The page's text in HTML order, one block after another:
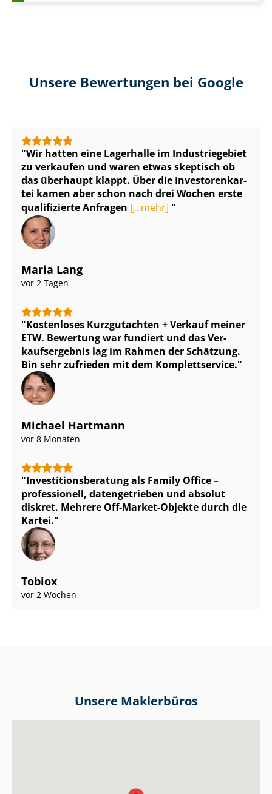
Unsere Bewertungen bei Google
Wir hatten eine Lagerhalle im Industriegebiet
zu verkaufen und waren etwas skeptisch ob
das überhaupt klappt. Über die In­ves­to­ren­kar­
tei kamen aber schon nach drei Wochen erste
qualifizierte Anfragen [...mehr]
Maria Lang
vor 2 Tagen
Kostenloses Kurzgutachten + Verkauf meiner
ETW. Bewertung war fundiert und das Ver­
kaufs­er­geb­nis lag im Rahmen der Schätzung.
Bin sehr zufrieden mit dem Komplettservice.
Michael Hartmann
vor 8 Monaten
In­ves­ti­ti­ons­be­ra­tung als Family Office –
professionell, datengetrieben und absolut
diskret. Mehrere Off-Market-Objekte durch die
Kartei.
Tobiox
vor 2 Wochen
Unsere Maklerbüros